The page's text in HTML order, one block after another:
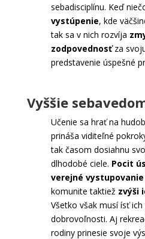
sebadisciplínu. Keď
vystúpenie, kde
tak sa v nich rozvíja
zodpovednosťza
predstavenie úspešné
Vyššie
Učenie sa hrať na
prináša viditeľné
tak časom dosiahnu
dlhodobé ciele. Pocit
verejné vystupovanie
komunite taktiež zvýši
Všetko však musí ísť
dobrovoľnosti. Aj
rodiny prinesie svoje